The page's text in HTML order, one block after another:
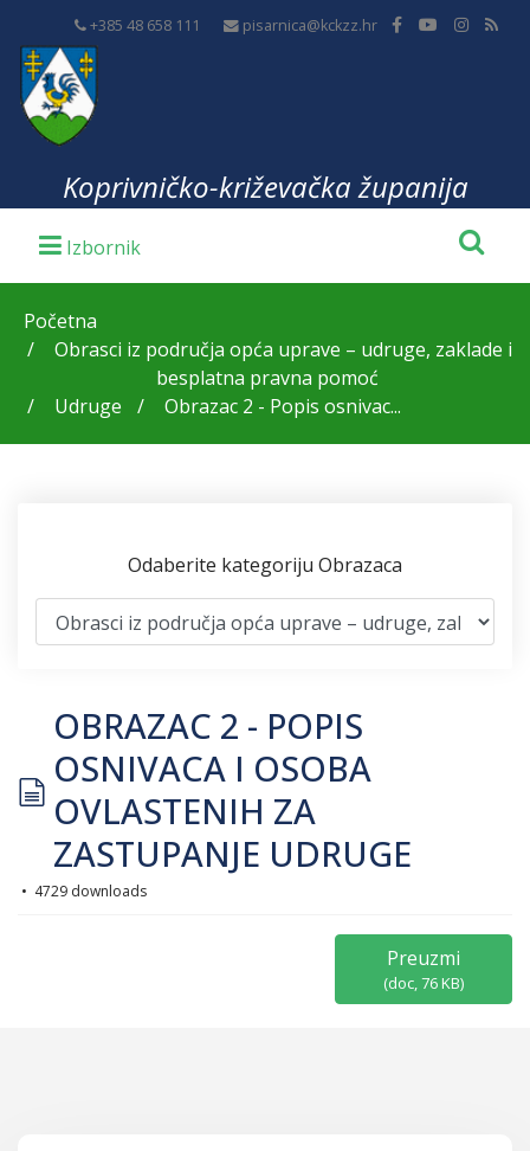
+385 48 658 111 pisarnica@kckzz.hr
Koprivničko-križevačka županija
Početna
Obrasci iz područja opća uprave – udruge, zaklade i
besplatna pravna pomoć
Udruge
Obrazac 2 - Popis osnivac...
Odaberite kategoriju Obrazaca
document
OBRAZAC 2 - POPIS
OSNIVACA I OSOBA
OVLASTENIH ZA
ZASTUPANJE UDRUGE
4729 downloads
Preuzmi
(doc,76 KB)